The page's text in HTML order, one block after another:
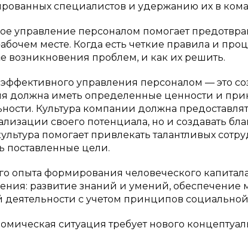
специалистов и удержанию их в
управление персоналом помогает
месте. Когда есть четкие правила и
возникновения проблем, и как их решить.
управления персоналом — это
должна иметь определенные ценности и
Культура компании должна
своего потенциала, но и создавать
помогает привлекать талантливых
поставленные цели.
опыта формирования человеческого
развитие знаний и умений, обеспечение
с учетом принципов социальной
ситуация требует нового